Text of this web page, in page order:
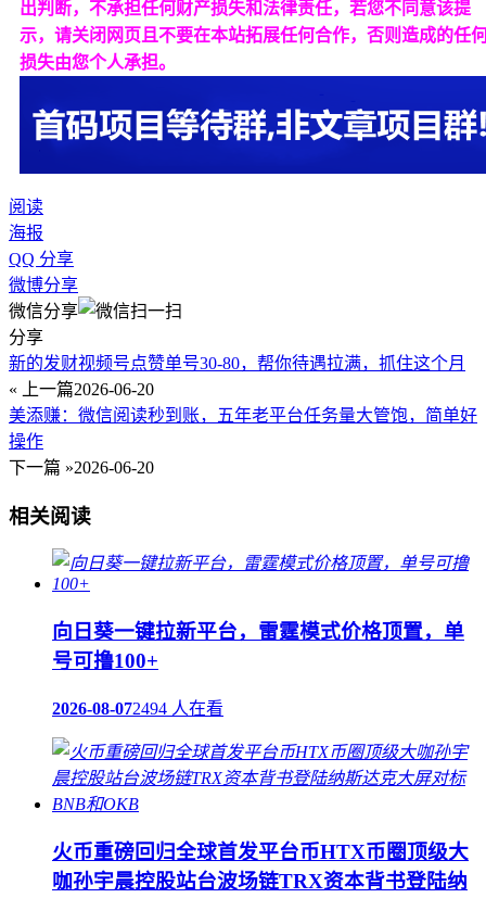
出判断，不承担任何财产损失和法律责任，若您不同意该提
示，请关闭网页且不要在本站拓展任何合作，否则造成的任
损失由您个人承担。
阅读
海报
QQ 分享
微博分享
微信分享
分享
新的发财视频号点赞单号30-80，帮你待遇拉满，抓住这个月
« 上一篇2026-06-20
美添赚：微信阅读秒到账，五年老平台任务量大管饱，简单好
操作
下一篇 »2026-06-20
相关阅读
向日葵一键拉新平台，雷霆模式价格顶置，单
号可撸100+
2026-08-072494 人在看
火币重磅回归全球首发平台币HTX币圈顶级大
咖孙宇晨控股站台波场链TRX资本背书登陆纳